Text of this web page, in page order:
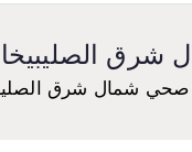
صحي شمال شرق